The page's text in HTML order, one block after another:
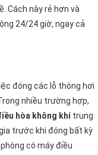
Cách này rẻ hơn và
24/24 giờ, ngay cả
đóng các lỗ thông hơi
nhiều trường hợp,
hòa không khítrung
trước khi đóng bất kỳ
có máy điều